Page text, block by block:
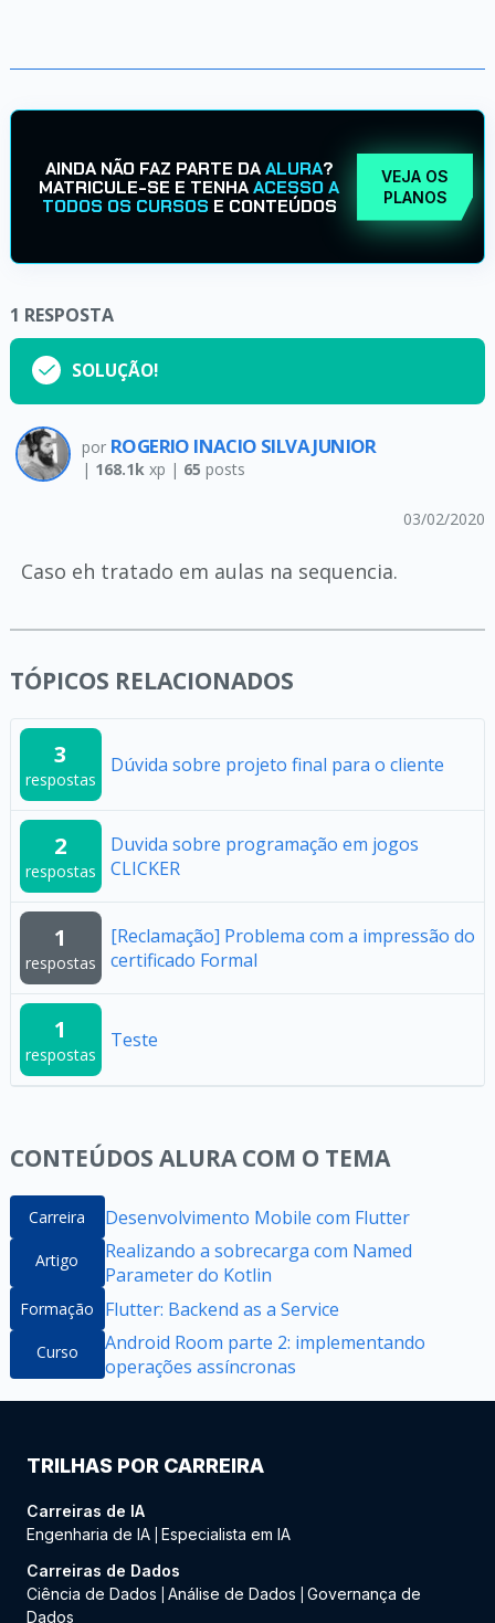
AINDA NÃO FAZ PARTE DAALURA?
MATRICULE-SE E TENHAACESSO A
TODOS OS CURSOS E CONTEÚDOS
VEJA OS
PLANOS
1 RESPOSTA
SOLUÇÃO!
por ROGERIO INACIO SILVA JUNIOR
| 168.1kxp | 65 posts
03/02/2020
Caso eh tratado em aulas na sequencia.
TÓPICOS RELACIONADOS
3
respostas
Dúvida sobre projeto final para o cliente
2
respostas
Duvida sobre programação em jogos
CLICKER
1
respostas
[Reclamação] Problema com a impressão do
certificado Formal
1
respostas
Teste
CONTEÚDOS ALURA COM O TEMA
Carreira Desenvolvimento Mobile com Flutter
Artigo
Realizando a sobrecarga com Named
Parameter do Kotlin
Formação Flutter: Backend as a Service
Curso
Android Room parte 2: implementando
operações assíncronas
TRILHAS POR CARREIRA
Carreiras de IA
Engenharia de IA Especialista em IA
Carreiras de Dados
Ciência de Dados
Análise de Dados
Governança de
Dados